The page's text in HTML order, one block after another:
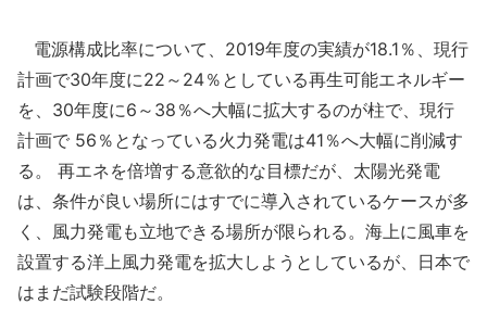
電源構成比率について、2019年度の実績が18.1％、現行
計画で30年度に22～24％としている再生可能エネルギー
を、30年度に6～38％へ大幅に拡大するのが柱で、現行
計画で 56％となっている火力発電は41％へ大幅に削減す
る。 再エネを倍増する意欲的な目標だが、太陽光発電
は、条件が良い場所にはすでに導入されているケースが多
く、風力発電も立地できる場所が限られる。海上に風車を
設置する洋上風力発電を拡大しようとしているが、日本で
はまだ試験段階だ。